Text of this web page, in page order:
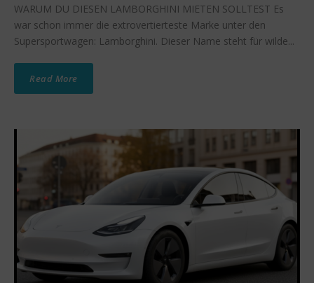
WARUM DU DIESEN LAMBORGHINI MIETEN SOLLTEST Es
war schon immer die extrovertierteste Marke unter den
Supersportwagen: Lamborghini. Dieser Name steht für wilde...
Read More